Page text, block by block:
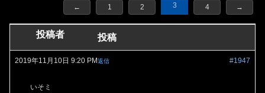
← 1 2 3 4 →
投稿者 投稿
2019年11月10日 9:20 PM #1947
返信
いそミ